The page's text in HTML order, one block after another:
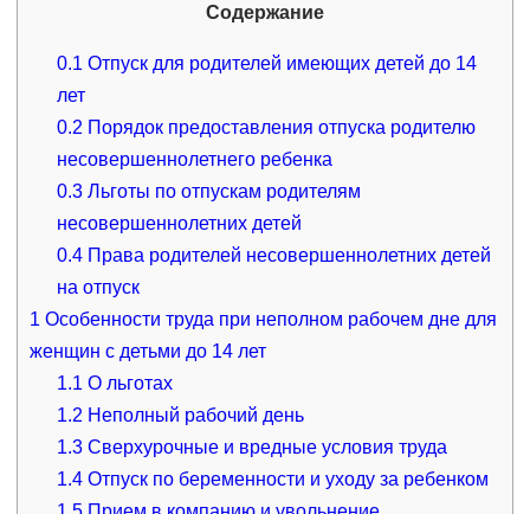
Содержание
0.1 Отпуск для родителей имеющих детей до 14
лет
0.2 Порядок предоставления отпуска родителю
несовершеннолетнего ребенка
0.3 Льготы по отпускам родителям
несовершеннолетних детей
0.4 Права родителей несовершеннолетних детей
на отпуск
1 Особенности труда при неполном рабочем дне для
женщин с детьми до 14 лет
1.1 О льготах
1.2 Неполный рабочий день
1.3 Сверхурочные и вредные условия труда
1.4 Отпуск по беременности и уходу за ребенком